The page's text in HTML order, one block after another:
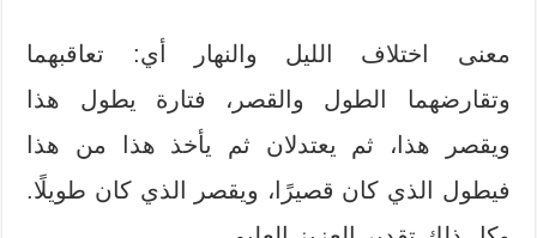
معنى اختلاف الليل والنهار أي: تعاقبهما
وتقارضهما الطول والقصر، فتارة يطول هذا
ويقصر هذا، ثم يعتدلان ثم يأخذ هذا من هذا
فيطول الذي كان قصيرًا، ويقصر الذي كان طويلًا.